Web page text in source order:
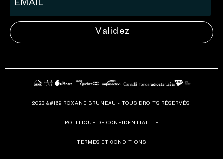
Validez
2023 &#169 ROXANE BRUNEAU - TOUS DROITS RÉSERVÉS.
POLITIQUE DE CONFIDENTIALITÉ
TERMES ET CONDITIONS